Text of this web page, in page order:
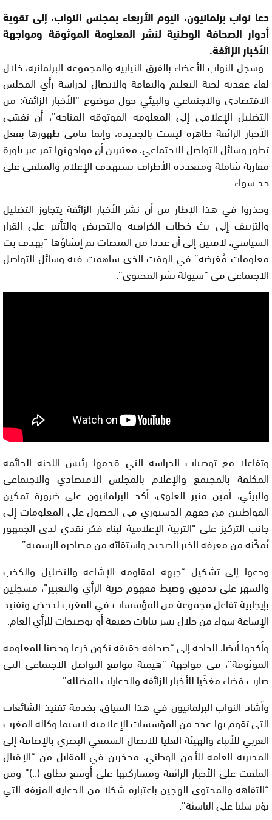
دعا نواب برلمانيون، اليوم الأربعاء بمجلس النواب، إلى تقوية
أدوار الصحافة الوطنية لنشر المعلومة الموثوقة ومواجهة
الأخبار الزائفة.
وسجل النواب الأعضاء بالفرق النيابية والمجموعة البرلمانية، خلال
لقاء عقدته لجنة التعليم والثقافة والاتصال لدراسة رأي المجلس
الاقتصادي والاجتماعي والبيئي حول موضوع “الأخبار الزائفة: من
التضليل الإعلامي إلى المعلومة الموثوقة المتاحة”، أن تفشي
الأخبار الزائفة ظاهرة ليست بالجديدة، وإنما تنامى ظهورها بفعل
تطور وسائل التواصل الاجتماعي، معتبرين أن مواجهتها تمر عبر بلورة
مقاربة شاملة ومتعددة الأطراف تستهدف الإعلام والمتلقي على
حد سواء.
وحذروا في هذا الإطار من أن نشر الأخبار الزائفة يتجاوز التضليل
والتزييف إلى بث خطاب الكراهية والتحريض والتأثير على القرار
السياسي، لافتين إلى أن عددا من المنصات تم إنشاؤها “بهدف بث
معلومات مُغرضة” في الوقت الذي ساهمت فيه وسائل التواصل
الاجتماعي في “سيولة نشر المحتوى”.
وتفاعلا مع توصيات الدراسة التي قدمها رئيس اللجنة الدائمة
المكلفة بالمجتمع والإعلام بالمجلس الاقتصادي والاجتماعي
والبيئي، أمين منير العلوي، أكد البرلمانيون على ضرورة تمكين
المواطنين من حقهم الدستوري في الحصول على المعلومات إلى
جانب التركيز على “التربية الإعلامية لبناء فكر نقدي لدى الجمهور
يُمكّنه من معرفة الخبر الصحيح واستقائه من مصادره الرسمية”.
ودعوا إلى تشكيل “جبهة لمقاومة الإشاعة والتضليل والكذب
والسهر على تدقيق وضبط مفهوم حرية الرأي والتعبير”، مسجلين
بإيجابية تفاعل مجموعة من المؤسسات في المغرب لدحض وتفنيد
الإشاعة سواء من خلال نشر بيانات حقيقة أو توضيحات للرأي العام.
وأكدوا أيضا، الحاجة إلى “صحافة حقيقة تكون ذرعا وحصنا للمعلومة
الموثوقة”، في مواجهة “هيمنة مواقع التواصل الاجتماعي التي
صارت فضاء مغذّيا للأخبار الزائفة والدعايات المضللة”.
وأشاد النواب البرلمانيون في هذا السياق، بخدمة تفنيذ الشائعات
التي تقوم بها عدد من المؤسسات الإعلامية لاسيما وكالة المغرب
العربي للأنباء والهيئة العليا للاتصال السمعي البصري بالإضافة إلى
المديرية العامة للأمن الوطني، محذرين في المقابل من “الإقبال
الملفت على الأخبار الزائفة ومشاركتها على أوسع نطاق (..)” ومن
“التفاهة والمحتوى الهجين باعتباره شكلا من الدعاية المزيفة التي
تؤثر سلبا على الناشئة”.